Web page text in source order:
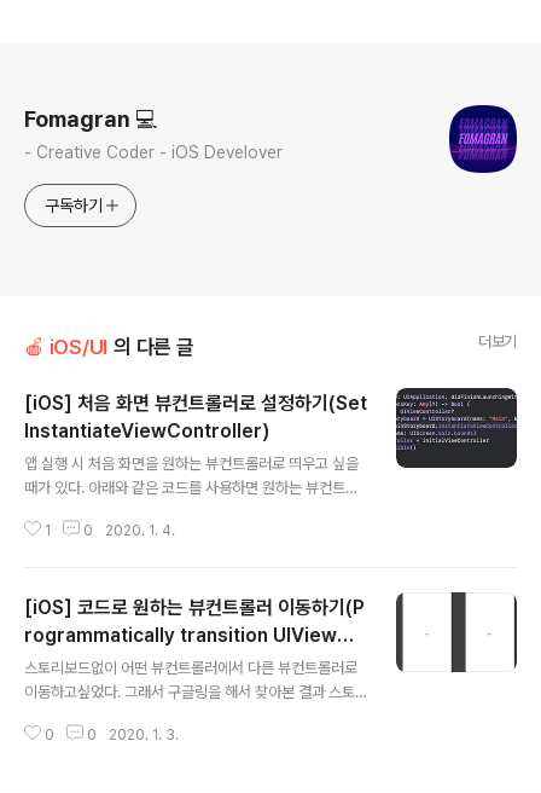
Fomagran 💻
- Creative Coder - iOS Develover
구독하기
🍎 iOS/UI 의 다른 글 더보기
[iOS] 처음 화면 뷰컨트롤러로 설정하기(Set
InstantiateViewController)
앱 실행 시 처음 화면을 원하는 뷰컨트롤러로 띄우고 싶을
때가 있다. 아래와 같은 코드를 사용하면 원하는 뷰컨트롤
Responder, UIApplicationDelegate { var windo
hOptions: [UIApplication.LaunchOptionsKey: An
y]?) -> Bool { var initialViewController: UIViewCo
ntroller? let mainStoryboard : UIStoryboard = UI
Storyboard(nam..
1 0 2020. 1. 4.
[iOS] 코드로 원하는 뷰컨트롤러 이동하기(P
rogrammatically transition UIViewCo
ntroller)
스토리보드없이 어떤 뷰컨트롤러에서 다른 뷰컨트롤러로
이동하고싶었다. 그래서 구글링을 해서 찾아본 결과 스토
줄 수 있었다. //현재 스토리보드에 뷰컨트롤러를 Storyb
0 0 2020. 1. 3.